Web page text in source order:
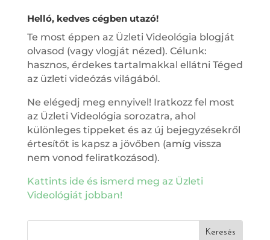
Helló, kedves cégben utazó!
Te most éppen az Üzleti Videológia blogját
olvasod (vagy vlogját nézed). Célunk:
hasznos, érdekes tartalmakkal ellátni Téged
az üzleti videózás világából.
Ne elégedj meg ennyivel! Iratkozz fel most
az Üzleti Videológia sorozatra, ahol
különleges tippeket és az új bejegyzésekről
értesítőt is kapsz a jövőben (amíg vissza
nem vonod feliratkozásod).
Kattints ide és ismerd meg az Üzleti
Videológiát jobban!